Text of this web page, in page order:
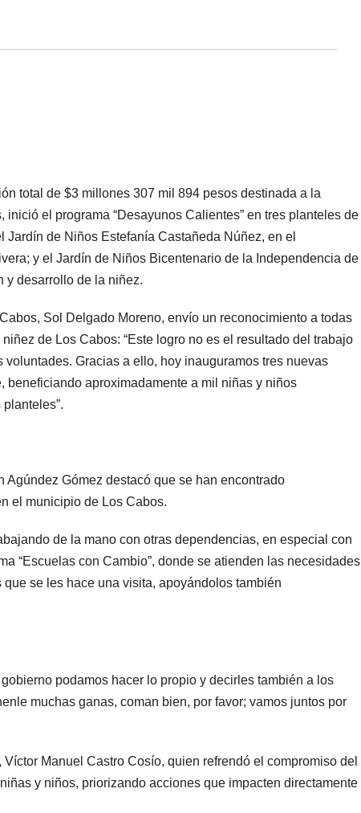
total de $3 millones 307 mil 894 pesos destinada a la
el programa “Desayunos Calientes” en tres planteles de
de Niños Estefanía Castañeda Núñez, en el
y el Jardín de Niños Bicentenario de la Independencia de
y desarrollo de la niñez.
Sol Delgado Moreno, envío un reconocimiento a todas
de Los Cabos: “Este logro no es el resultado del trabajo
Gracias a ello, hoy inauguramos tres nuevas
aproximadamente a mil niñas y niños
Gómez destacó que se han encontrado
el municipio de Los Cabos.
de la mano con otras dependencias, en especial con
“Escuelas con Cambio”, donde se atienden las necesidades
se les hace una visita, apoyándolos también
podamos hacer lo propio y decirles también a los
muchas ganas, coman bien, por favor; vamos juntos por
Manuel Castro Cosío, quien refrendó el compromiso del
y niños, priorizando acciones que impacten directamente